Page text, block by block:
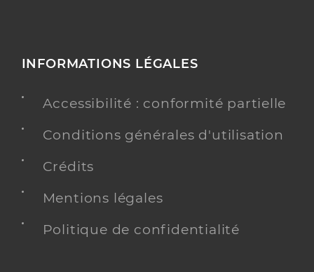
INFORMATIONS LÉGALES
Accessibilité : conformité partielle
Conditions générales d'utilisation
Crédits
Mentions légales
Politique de confidentialité